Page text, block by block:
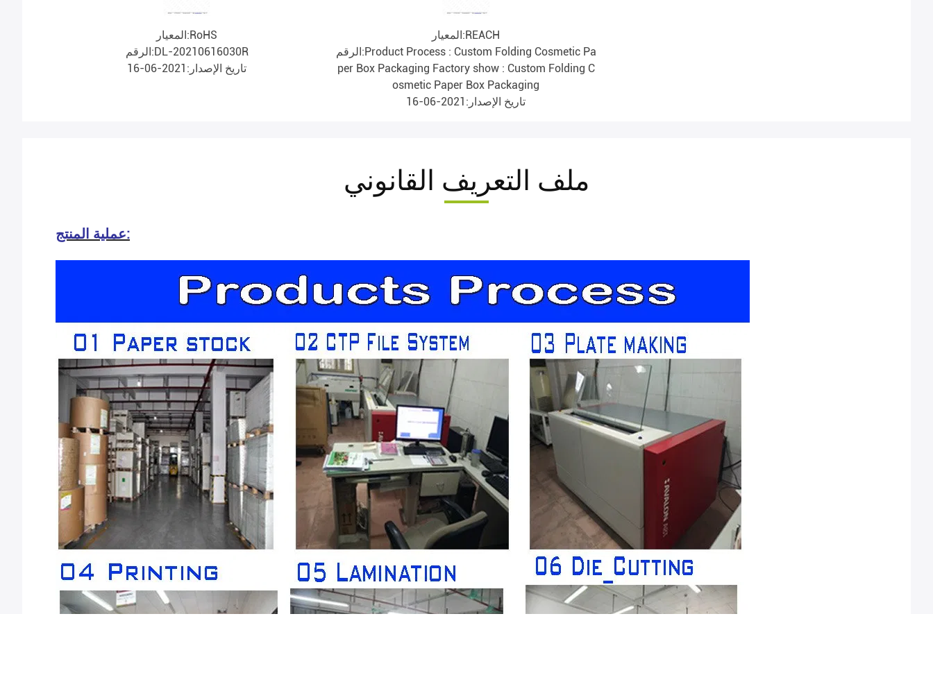
المعيار:RoHS
الرقم:DL-20210616030R
تاريخ الإصدار:2021-06-16
المعيار:REACH
الرقم:Product Process : Custom Folding Cosmetic Pa
per Box Packaging Factory show : Custom Folding C
osmetic Paper Box Packaging
تاريخ الإصدار:2021-06-16
ملف التعريف القانوني
عملية المنتج: